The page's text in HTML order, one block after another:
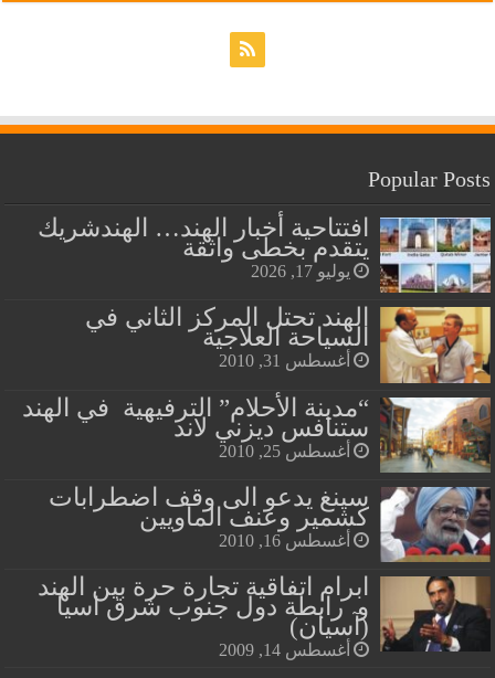
Popular Posts
افتتاحية أخبار الهند… الهندشريك
يتقدم بخطى واثقة
يوليو 17, 2026
الهند تحتل المركز الثاني في
السياحة العلاجية
أغسطس 31, 2010
“مدينة الأحلام” الترفيهية في الهند
ستنافس ديزني لاند
أغسطس 25, 2010
سينغ يدعو الى وقف اضطرابات
كشمير وعنف الماويين
أغسطس 16, 2010
ابرام اتفاقية تجارة حرة بين الهند
و رابطة دول جنوب شرق اسيا
(آسيان)
أغسطس 14, 2009